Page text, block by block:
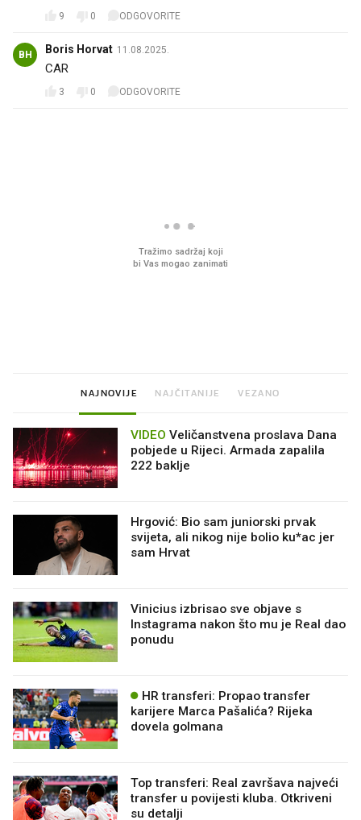
9 0 ODGOVORITE
BH Boris Horvat 11.08.2025.
CAR 💪
3 0 ODGOVORITE
NAJNOVIJE NAJČITANIJE VEZANO
VIDEO
pobjede u Rijeci. Armada zapalila
222 baklje
Hrgović: Bio sam juniorski prvak
svijeta, ali nikog nije bolio ku*ac jer
sam Hrvat
Vinicius izbrisao sve objave s
Instagrama nakon što mu je Real dao
ponudu
HR transferi: Propao transfer
karijere Marca Pašalića? Rijeka
dovela golmana
Top transferi: Real završava najveći
transfer u povijesti kluba. Otkriveni
su detalji